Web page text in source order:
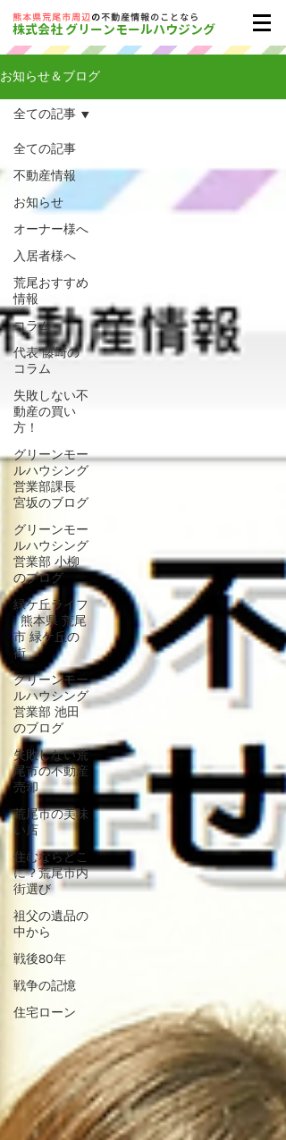
​熊本県荒尾市周辺の不動産情報のことなら
株式会社 グリーンモールハウジング
お知らせ＆ブログ
全ての記事
不動産情報
お知らせ
オーナー様へ
入居者様へ
荒尾おすすめ
情報
コラム
代表 藤崎の
コラム
失敗しない不
動産の買い
方！
グリーンモー
ルハウシング
営業部課長
宮坂のブログ
グリーンモー
ルハウシング
営業部 小柳
のブログ
緑ケ丘ライフ
❕ 熊本県 荒尾
市 緑ケ丘の
街
グリーンモー
ルハウシング
営業部 池田
のブログ
失敗しない荒
尾市の不動産
売却
荒尾市の美味
い店
住むならどこ
に？荒尾市内
街選び
祖父の遺品の
中から
戦後80年
戦争の記憶
住宅ローン
全ての記事